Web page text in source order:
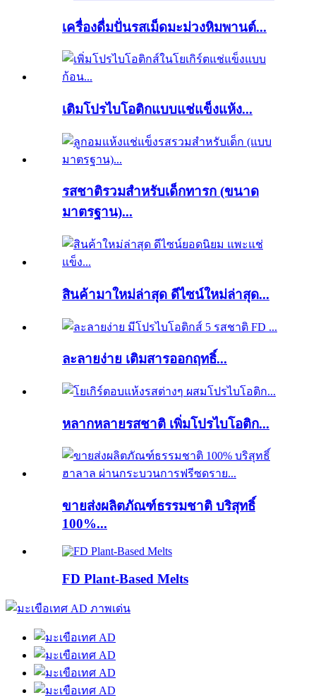
เครื่องดื่มปั่นรสเม็ดมะม่วงหิมพานต์...
เติมโปรไบโอติกแบบแช่แข็งแห้ง...
รสชาติรวมสำหรับเด็กทารก (ขนาด
มาตรฐาน)...
สินค้ามาใหม่ล่าสุด ดีไซน์ใหม่ล่าสุด...
ละลายง่าย เติมสารออกฤทธิ์...
หลากหลายรสชาติ เพิ่มโปรไบโอติก...
ขายส่งผลิตภัณฑ์ธรรมชาติ บริสุทธิ์
100%...
FD Plant-Based Melts